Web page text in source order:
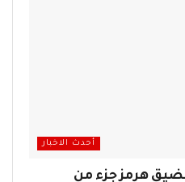
أحدث الاخبار
هرمز جزء من